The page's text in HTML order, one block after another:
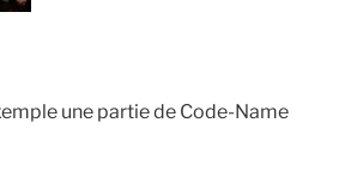
une partie de Code-Name